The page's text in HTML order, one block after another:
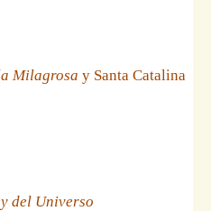
Milagrosa y Santa Catalina
del Universo